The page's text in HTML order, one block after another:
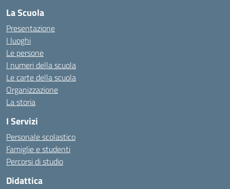
La Scuola
Presentazione
I luoghi
Le persone
I numeri della scuola
Le carte della scuola
Organizzazione
La storia
I Servizi
Personale scolastico
Famiglie e studenti
Percorsi di studio
Didattica